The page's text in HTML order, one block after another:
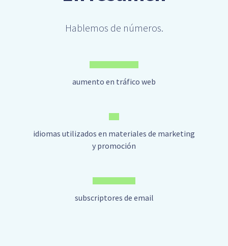
Hablemos de números.
aumento en tráfico web
idiomas utilizados en materiales de marketing
y promoción
subscriptores de email